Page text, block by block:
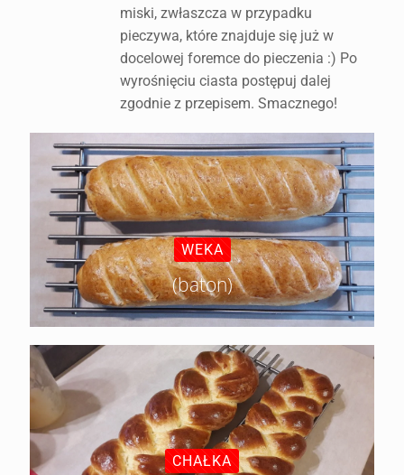
miski, zwłaszcza w przypadku
pieczywa, które znajduje się już w
docelowej foremce do pieczenia :) Po
wyrośnięciu ciasta postępuj dalej
zgodnie z przepisem. Smacznego!
WEKA
(baton)
CHAŁKA